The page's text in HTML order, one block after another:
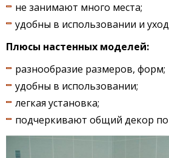
не занимают много места;
удобны в использовании и
Плюсы настенных моделей:
разнообразие размеров, форм;
удобны в использовании;
легкая установка;
подчеркивают общий декор